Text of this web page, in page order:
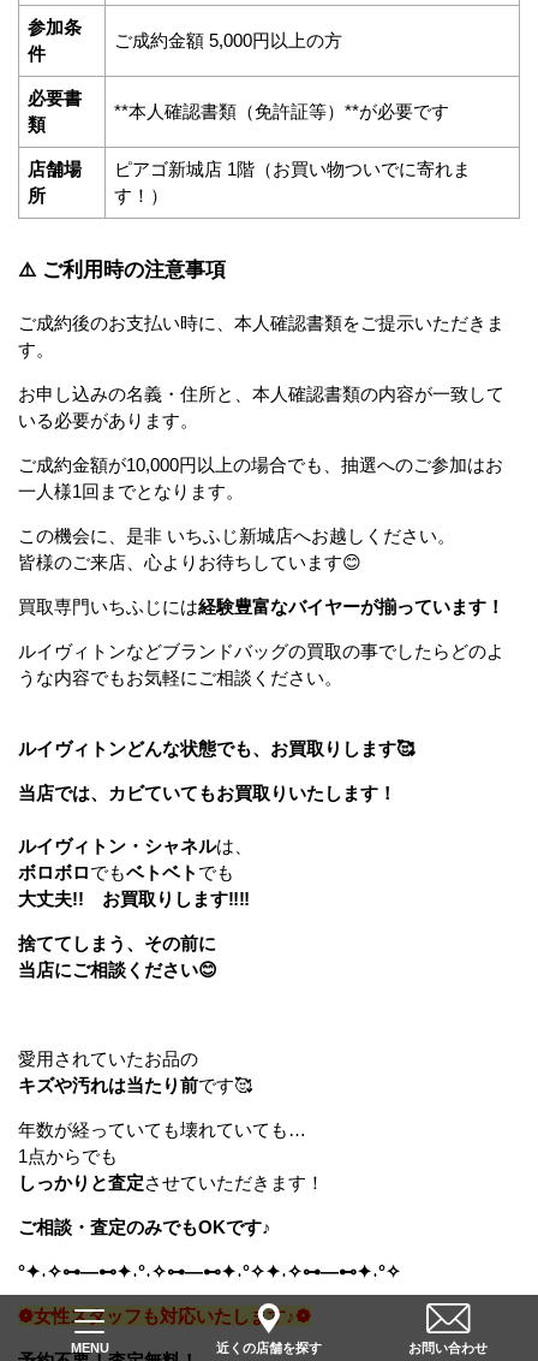
参加条
件
ご成約金額 5,000円以上の方
必要書
類
**本人確認書類（免許証等）**が必要です
店舗場
所
ピアゴ新城店 1階（お買い物ついでに寄れま
す！）
⚠️ ご利用時の注意事項
ご成約後のお支払い時に、本人確認書類をご提示いただきま
す。
お申し込みの名義・住所と、本人確認書類の内容が一致して
いる必要があります。
ご成約金額が10,000円以上の場合でも、抽選へのご参加はお
一人様1回までとなります。
この機会に、是非 いちふじ新城店へお越しください。
皆様のご来店、心よりお待ちしています😊
買取専門いちふじには経験豊富なバイヤーが揃っています！
ルイヴィトンなどブランドバッグの買取の事でしたらどのよ
うな内容でもお気軽にご相談ください。
ルイヴィトンどんな状態でも、お買取りします🥰
当店では、カビていてもお買取りいたします！
ルイヴィトン・シャネルは、
ボロボロでもベトベト でも
大丈夫!! お買取りします‼‼
捨ててしまう、その前に
当店にご相談ください😊
愛用されていたお品の
キズや汚れは当たり前です🥰
年数が経っていても壊れていても…
1点からでも
しっかりと査定させていただきます！
ご相談・査定のみでもOKです♪
°✦˖✧⊶—⊷✦˖°˖✧⊶—⊷✦˖°✧✦˖✧⊶—⊷✦˖°✧
❁女性スタッフも対応いたします♪❁
MENU 近くの店舗を探す お問い合わせ